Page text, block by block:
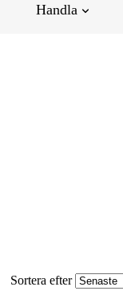
Handla
Sortera efter